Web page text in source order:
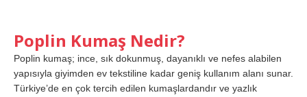
Poplin Kumaş Nedir?
Poplin kumaş; ince, sık dokunmuş, dayanıklı ve nefes alabilen
yapısıyla giyimden ev tekstiline kadar geniş kullanım alanı sunar.
Türkiye’de en çok tercih edilen kumaşlardandır ve yazlık